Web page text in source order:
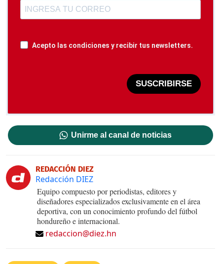
Acepto las condiciones y recibir tus newsletters.
SUSCRIBIRSE
Unirme al canal de noticias
REDACCIÓN DIEZ
Redacción DIEZ
Equipo compuesto por periodistas, editores y
diseñadores especializados exclusivamente en el área
deportiva, con un conocimiento profundo del fútbol
hondureño e internacional.
redaccion@diez.hn